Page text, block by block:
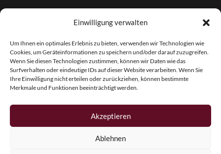
Einwilligung verwalten
Um Ihnen ein optimales Erlebnis zu bieten, verwenden wir Technologien wie
Cookies, um Geräteinformationen zu speichern und/oder darauf zuzugreifen.
Wenn Sie diesen Technologien zustimmen, können wir Daten wie das
Surfverhalten oder eindeutige IDs auf dieser Website verarbeiten. Wenn Sie
Ihre Einwilligung nicht erteilen oder zurückziehen, können bestimmte
Merkmale und Funktionen beeinträchtigt werden.
Akzeptieren
Ablehnen
Heinz Enzinger-Panitz
Aussergernwallen 3
94166 Stubenberg
Deutschland
Tel.:+49 (0)8574 - 91 97 79
info@pfingstrosen.eu
Copyright © 2026 Magic Garden Paeonies. Rottaler